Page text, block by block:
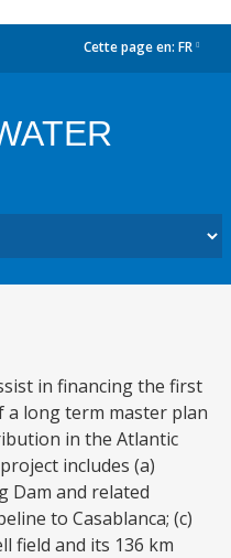
Cette page en: FR
in financing the first
long term master plan
in the Atlantic
includes (a)
Dam and related
to Casablanca; (c)
field and its 136 km